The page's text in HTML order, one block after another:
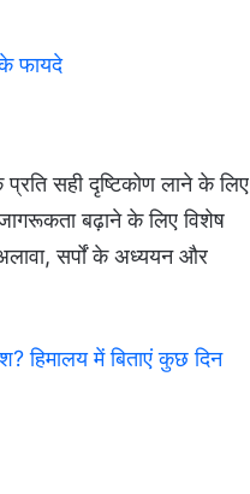
फायदे
सही दृष्टिकोण लाने के लिए
बढ़ाने के लिए विशेष
सर्पों के अध्ययन और
हिमालय में बिताएं कुछ दिन